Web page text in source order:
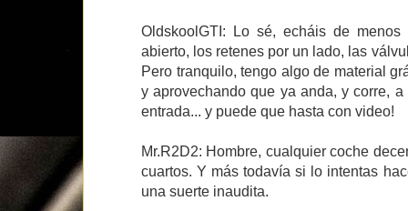
OldskoolGTI: Lo sé, echáis de
abierto, los retenes por un lado, las
Pero tranquilo, tengo algo de material
y aprovechando que ya anda, y corre,
entrada... y puede que hasta con video!
Mr.R2D2: Hombre, cualquier coche
cuartos. Y más todavía si lo intentas
una suerte inaudita.